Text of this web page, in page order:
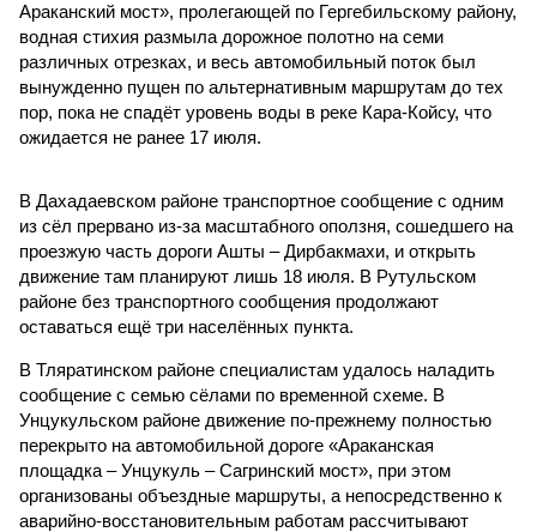
Араканский мост», пролегающей по Гергебильскому району,
водная стихия размыла дорожное полотно на семи
различных отрезках, и весь автомобильный поток был
вынужденно пущен по альтернативным маршрутам до тех
пор, пока не спадёт уровень воды в реке Кара-Койсу, что
ожидается не ранее 17 июля.
В Дахадаевском районе транспортное сообщение с одним
из сёл прервано из-за масштабного оползня, сошедшего на
проезжую часть дороги Ашты – Дирбакмахи, и открыть
движение там планируют лишь 18 июля. В Рутульском
районе без транспортного сообщения продолжают
оставаться ещё три населённых пункта.
В Тляратинском районе специалистам удалось наладить
сообщение с семью сёлами по временной схеме. В
Унцукульском районе движение по-прежнему полностью
перекрыто на автомобильной дороге «Араканская
площадка – Унцукуль – Сагринский мост», при этом
организованы объездные маршруты, а непосредственно к
аварийно-восстановительным работам рассчитывают